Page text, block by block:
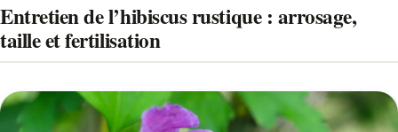
Entretien de l’hibiscus rustique : arrosage,
taille et fertilisation